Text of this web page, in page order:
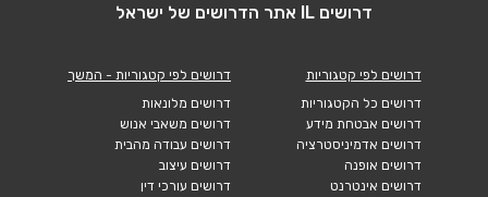
דרושים IL אתר הדרושים של ישראל
דרושים לפי קטגוריות
דרושים כל הקטגוריות
דרושים אבטחת מידע
דרושים אדמיניסטרציה
דרושים אופנה
דרושים אינטרנט
דרושים לפי קטגוריות - המשך
דרושים מלונאות
דרושים משאבי אנוש
דרושים עבודה מהבית
דרושים עיצוב
דרושים עורכי דין